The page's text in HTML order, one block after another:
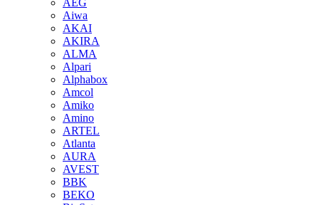
AEG
Aiwa
AKAI
AKIRA
ALMA
Alpari
Alphabox
Amcol
Amiko
Amino
ARTEL
Atlanta
AURA
AVEST
BBK
BEKO